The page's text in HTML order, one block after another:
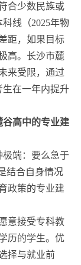
合少数民族或
线（2025年物
距，如果目标
高。长沙市麓
来受限，通过
生在一年内提升
谷高中的专业建
极端：要么急于
结合自身情况
政策的专业建
意接受专科教
历的学生。优
择与就业前